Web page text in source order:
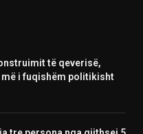
të qeverisë,
më i fuqishëm politikisht